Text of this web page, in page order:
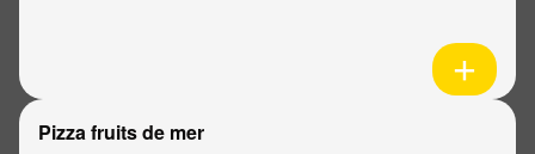
Pizza fruits de mer